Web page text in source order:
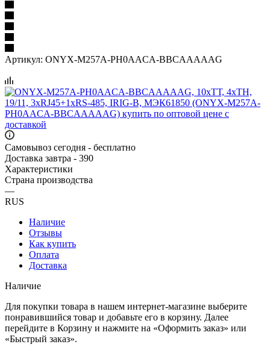
Артикул: ONYX-M257A-PH0AACA-BBCAAAAAG
Самовывоз сегодня - бесплатно
Доставка завтра - 390
Характеристики
Страна производства
—
RUS
Наличие
Отзывы
Как купить
Оплата
Доставка
Наличие
Для покупки товара в нашем интернет-магазине выберите
понравившийся товар и добавьте его в корзину. Далее
перейдите в Корзину и нажмите на «Оформить заказ» или
«Быстрый заказ».